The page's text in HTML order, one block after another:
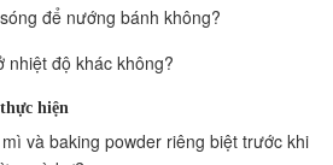
để nướng bánh không?
nhiệt độ khác không?
hiện
và baking powder riêng biệt trước khi